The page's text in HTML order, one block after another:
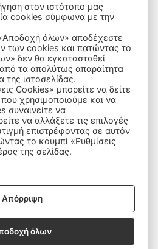
Εξοπλισμός
Ραπτικής
MEDIA
στον ιστότοπο μας
cookies σύμφωνα με την
των cookies και πατώντας το
δεν θα εγκατασταθεί
τα απολύτως απαραίτητα
της ιστοσελίδας.
Cookies» μπορείτε να δείτε
χρησιμοποιούμε και να
συναινείτε να
να αλλάξετε τις επιλογές
επιστρέφοντας σε αυτόν
το κουμπί «Ρυθμίσεις
της σελίδας.
Απόρριψη
όλων